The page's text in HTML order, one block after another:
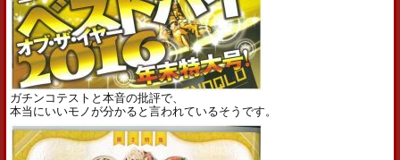
ガチンコテストと本音の批評で、
本当にいいモノが分かると言われているそうです。